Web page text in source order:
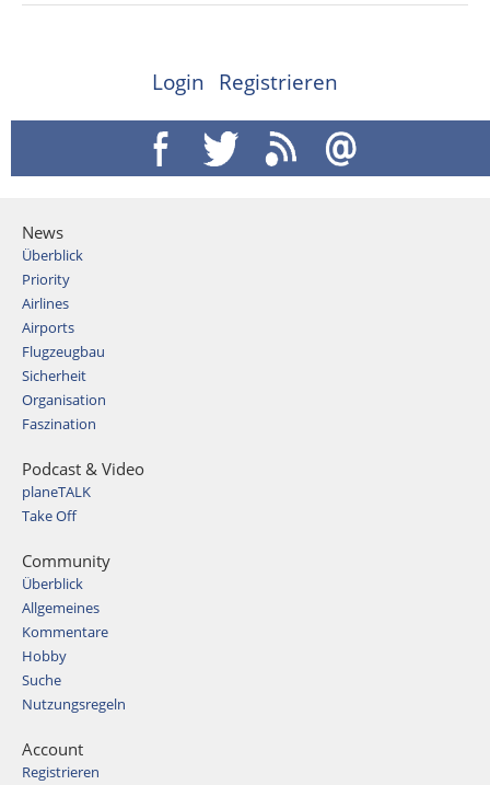
Login Registrieren
News
Überblick
Priority
Airlines
Airports
Flugzeugbau
Sicherheit
Organisation
Faszination
Podcast & Video
planeTALK
Take Off
Community
Überblick
Allgemeines
Kommentare
Hobby
Suche
Nutzungsregeln
Account
Registrieren